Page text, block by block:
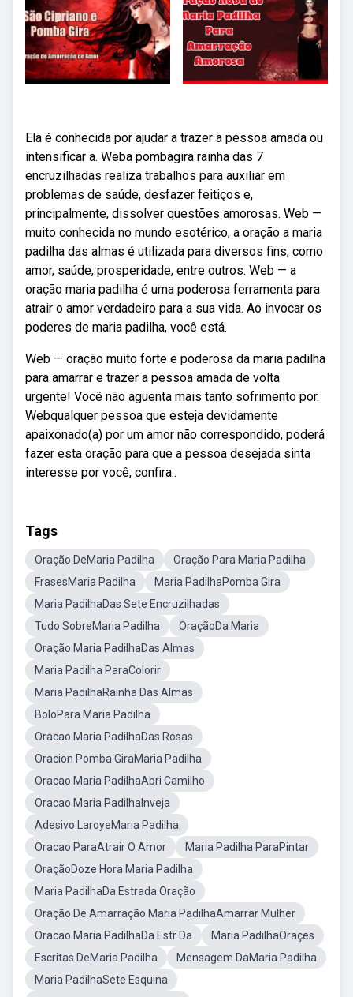
Ela é conhecida por ajudar a trazer a pessoa amada ou
intensificar a. Weba pombagira rainha das 7
encruzilhadas realiza trabalhos para auxiliar em
problemas de saúde, desfazer feitiços e,
principalmente, dissolver questões amorosas. Web —
muito conhecida no mundo esotérico, a oração a maria
padilha das almas é utilizada para diversos fins, como
amor, saúde, prosperidade, entre outros. Web — a
oração maria padilha é uma poderosa ferramenta para
atrair o amor verdadeiro para a sua vida. Ao invocar os
poderes de maria padilha, você está.
Web — oração muito forte e poderosa da maria padilha
para amarrar e trazer a pessoa amada de volta
urgente! Você não aguenta mais tanto sofrimento por.
Webqualquer pessoa que esteja devidamente
apaixonado(a) por um amor não correspondido, poderá
fazer esta oração para que a pessoa desejada sinta
interesse por você, confira:.
Tags
Oração DeMaria Padilha
Oração Para Maria Padilha
FrasesMaria Padilha
Maria PadilhaPomba Gira
Maria PadilhaDas Sete Encruzilhadas
Tudo SobreMaria Padilha
OraçãoDa Maria
Oração Maria PadilhaDas Almas
Maria Padilha ParaColorir
Maria PadilhaRainha Das Almas
BoloPara Maria Padilha
Oracao Maria PadilhaDas Rosas
Oracion Pomba GiraMaria Padilha
Oracao Maria PadilhaAbri Camilho
Oracao Maria PadilhaInveja
Adesivo LaroyeMaria Padilha
Oracao ParaAtrair O Amor
Maria Padilha ParaPintar
OraçãoDoze Hora Maria Padilha
Maria PadilhaDa Estrada Oração
Oração De Amarração Maria PadilhaAmarrar Mulher
Oracao Maria PadilhaDa Estr Da
Maria PadilhaOraçes
Escritas DeMaria Padilha
Mensagem DaMaria Padilha
Maria PadilhaSete Esquina